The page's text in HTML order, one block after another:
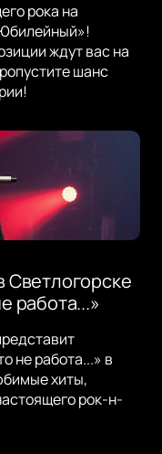
рока на
ждут вас на
шанс
Светлогорске
работа...»
не работа...» в
хиты,
рок-н-